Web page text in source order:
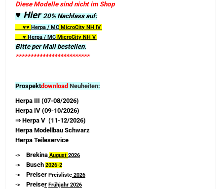
Diese Modelle sind nicht im Shop
♥ Hier20% Nachlass auf:
♥♥ Herpa / MC MicroCity NH IV
♥ Herpa / MC MicroCity NH V
Bitte per Mail bestellen.
*************************
Prospektdownload Neuheiten:
Herpa III (07-08/2026)
Herpa IV (09-10/2026)
⇒ Herpa V (11-12/2026)
Herpa Modellbau Schwarz
Herpa Teileservice
-> Brekina August 2026
-> Busch 2026-2
-> Preiser Preisliste 2026
-> Preiser Frühjahr 2026